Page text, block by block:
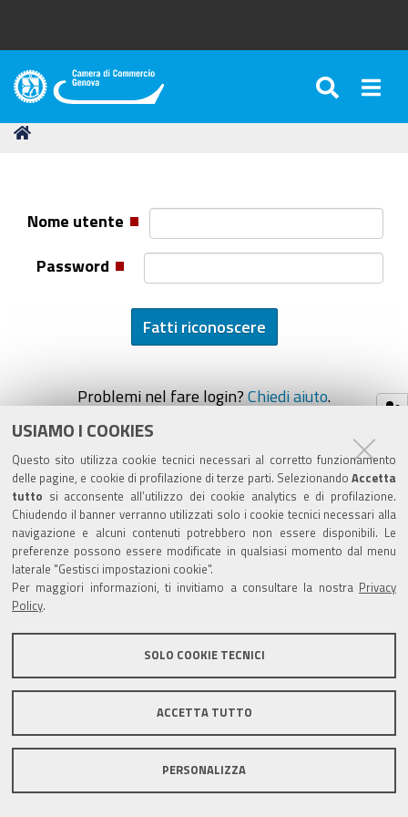
USIAMO I COOKIES
Questo sito utilizza cookie tecnici necessari al corretto funzionamento
delle pagine, e cookie di profilazione di terze parti. Selezionando Accetta
tutto si acconsente all’utilizzo dei cookie analytics e di profilazione.
Chiudendo il banner verranno utilizzati solo i cookie tecnici necessari alla
navigazione e alcuni contenuti potrebbero non essere disponibili. Le
preferenze possono essere modificate in qualsiasi momento dal menu
laterale "Gestisci impostazioni cookie".
Per maggiori informazioni, ti invitiamo a consultare la nostra
Privacy
Policy
SOLO COOKIE TECNICI
ACCETTA TUTTO
PERSONALIZZA
Camera
Commercio
Tu
Nome utente
Password
Problemi nel fare login? Chiedi aiuto